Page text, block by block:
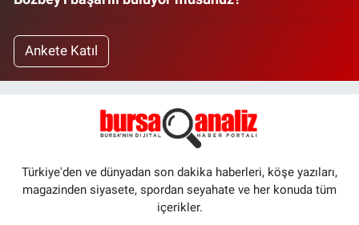
Ankete Katıl
Türkiye'den ve dünyadan son dakika haberleri, köşe yazıları,
magazinden siyasete, spordan seyahate ve her konuda tüm
içerikler.